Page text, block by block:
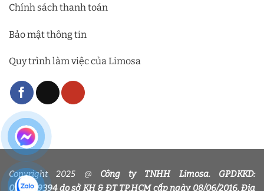
Chính sách thanh toán
Bảo mật thông tin
Quy trình làm việc của Limosa
Copyright 2025 @ Công ty TNHH Limosa. GPDKKD:
0318339394 do sở KH & ĐT TP.HCM cấp ngày 08/06/2016. Địa